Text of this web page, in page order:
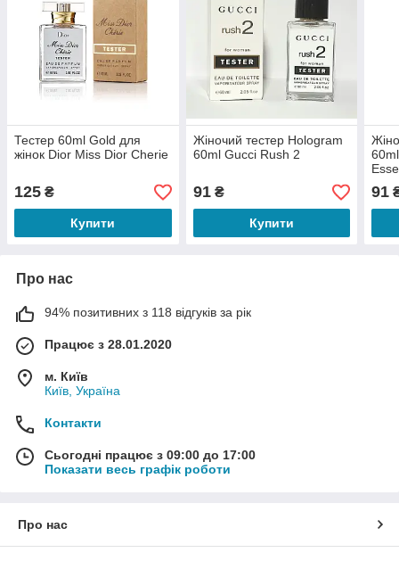
Тестер 60ml Gold для
жінок Dior Miss Dior Cherie
125 ₴
Купити
Жіночий тестер Hologram
60ml Gucci Rush 2
91₴
Купити
91
Про нас
94% позитивних з 118 відгуків за рік
Працює з 28.01.2020
м. Київ
Київ, Україна
Контакти
Сьогодні працює з 09:00 до 17:00
Показати весь графік роботи
Про нас